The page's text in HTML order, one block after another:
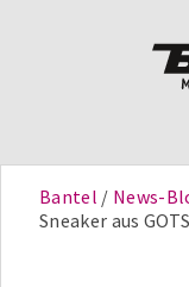
Bantel News-
Sneaker aus